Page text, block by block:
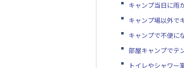
キャンプ当日に雨
キャンプ場以外で
キャンプで不便に
部屋キャンプでテ
トイレやシャワー